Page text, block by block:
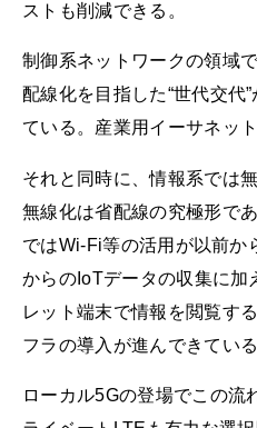
ストも削減できる。
制御系ネットワークの領域
配線化を目指した“世代交代
ている。産業用イーサネッ
それと同時に、情報系では
無線化は省配線の究極形で
ではWi-Fi等の活用が以前か
からのIoTデータの収集に加
レット端末で情報を閲覧す
フラの導入が進んできている
ローカル5Gの登場でこの流